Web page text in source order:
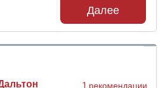
Далее